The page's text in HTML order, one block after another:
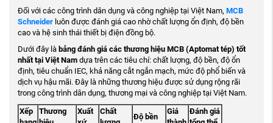
Đối với các công trình dân dụng và công nghiệp tại Việt Nam, MCB
Schneider luôn được đánh giá cao nhờ chất lượng ổn định, độ bền
cao và hệ sinh thái thiết bị điện đồng bộ.
Dưới đây là bảng đánh giá các thương hiệu MCB (Aptomat tép) tốt
nhất tại Việt Namdựa trên các tiêu chí: chất lượng, độ bền, độ ổn
định, tiêu chuẩn IEC, khả năng cắt ngắn mạch, mức độ phổ biến và
dịch vụ hậu mãi. Đây là những thương hiệu được sử dụng rộng rãi
trong công trình dân dụng, thương mại và công nghiệp tại Việt Nam.
Xếp
Thương
Xuất
Chất
Độ bền
Giá
Đánh giá